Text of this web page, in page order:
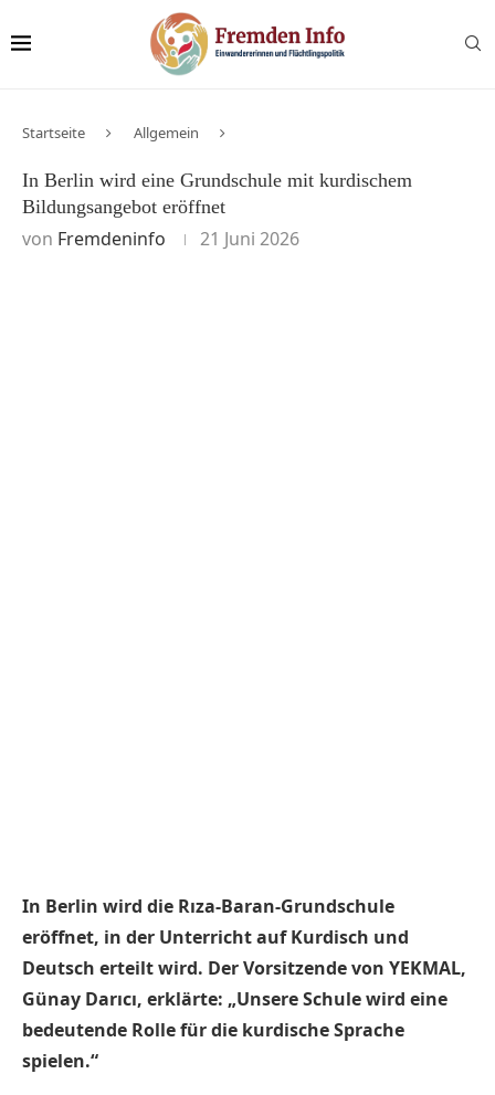
Startseite Allgemein
In Berlin wird eine Grundschule mit kurdischem
Bildungsangebot eröffnet
von Fremdeninfo 21 Juni 2026
In Berlin wird die Rıza-Baran-Grundschule
eröffnet, in der Unterricht auf Kurdisch und
Deutsch erteilt wird. Der Vorsitzende von YEKMAL,
Günay Darıcı, erklärte: „Unsere Schule wird eine
bedeutende Rolle für die kurdische Sprache
spielen.“